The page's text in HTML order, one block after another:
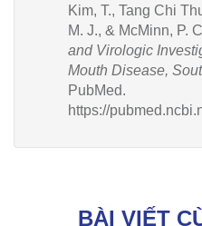
Kim, T., Tang Chi
M. J., & McMinn, P.
and Virologic
Mouth Disease,
PubMed.
https://
BÀI VIẾT